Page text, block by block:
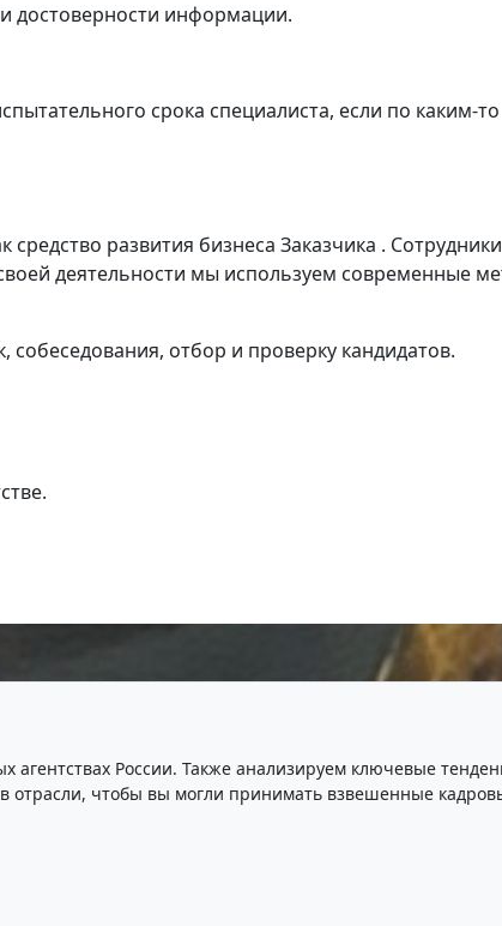
достоверности информации.
срока специалиста, если по каким-то
развития бизнеса Заказчика . Сотрудники
деятельности мы используем современные
отбор и проверку кандидатов.
России. Также анализируем ключевые
отрасли, чтобы вы могли принимать взвешенные